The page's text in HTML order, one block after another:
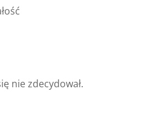
nie zdecydował.